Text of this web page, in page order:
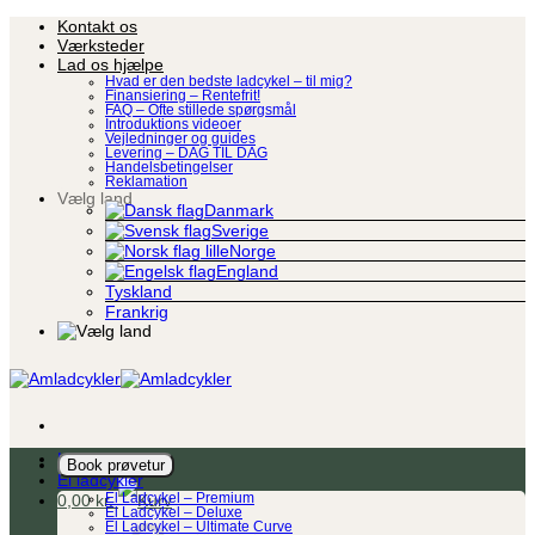
Fortsæt
indhold
Kontakt os
Værksteder
Lad os hjælpe
Hvad er den bedste ladcykel – til mig?
Finansiering – Rentefrit!
FAQ – Ofte stillede spørgsmål
Introduktions videoer
Vejledninger og guides
Levering – DAG TIL DAG
Handelsbetingelser
Reklamation
Vælg land
Danmark
Sverige
Norge
England
Tyskland
Frankrig
Book prøvetur
0,00kr.
Ladcykel
El ladcykler
El Ladcykel – Premium
El Ladcykel – Deluxe
El Ladcykel – Ultimate Curve